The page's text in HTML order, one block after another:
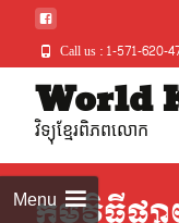
Call us : 1-571-620-
World
វិទ្យុខ្មែរពិភពលោក
Menu